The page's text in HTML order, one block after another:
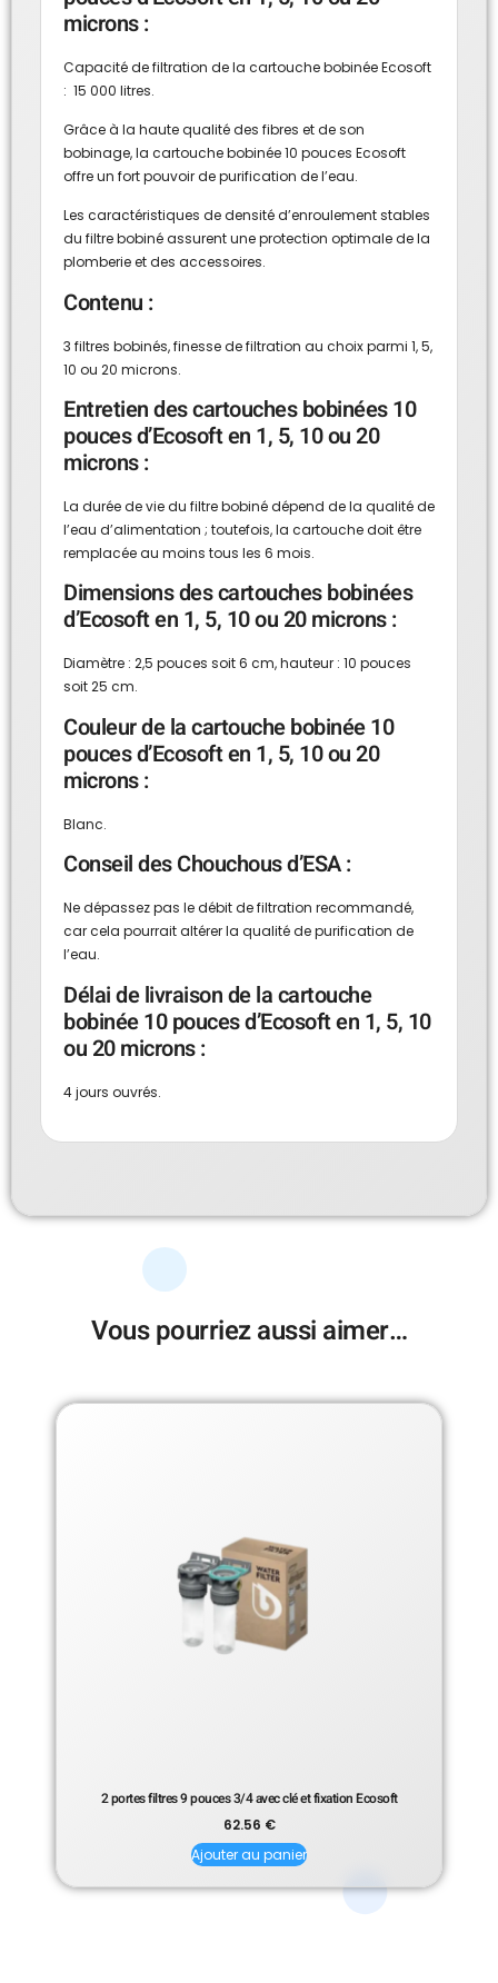
microns :
Capacité de filtration de la cartouche bobinée Ecosoft
: 15 000 litres.
Grâce à la haute qualité des fibres et de son
bobinage, la cartouche bobinée 10 pouces Ecosoft
offre un fort pouvoir de purification de l’eau.
Les caractéristiques de densité d’enroulement stables
du filtre bobiné assurent une protection optimale de la
plomberie et des accessoires.
Contenu :
3 filtres bobinés, finesse de filtration au choix parmi 1, 5,
10 ou 20 microns.
Entretien des cartouches bobinées 10
pouces d’Ecosoft en 1, 5, 10 ou 20
microns :
La durée de vie du filtre bobiné dépend de la qualité de
l’eau d’alimentation ; toutefois, la cartouche doit être
remplacée au moins tous les 6 mois.
Dimensions des cartouches bobinées
d’Ecosoft en 1, 5, 10 ou 20 microns :
Diamètre : 2,5 pouces soit 6 cm, hauteur : 10 pouces
soit 25 cm.
Couleur de la cartouche bobinée 10
pouces d’Ecosoft en 1, 5, 10 ou 20
microns :
Blanc.
Conseil des Chouchous d’ESA :
Ne dépassez pas le débit de filtration recommandé,
car cela pourrait altérer la qualité de purification de
l’eau.
Délai de livraison de la cartouche
bobinée 10 pouces d’Ecosoft en 1, 5, 10
ou 20 microns :
4 jours ouvrés.
Vous pourriez aussi aimer…
2 portes filtres 9 pouces 3/4 avec clé et fixation Ecosoft
62.56 €
Ajouter au panier